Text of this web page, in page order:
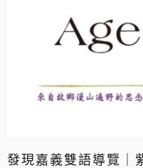
發現嘉義雙語導覽｜